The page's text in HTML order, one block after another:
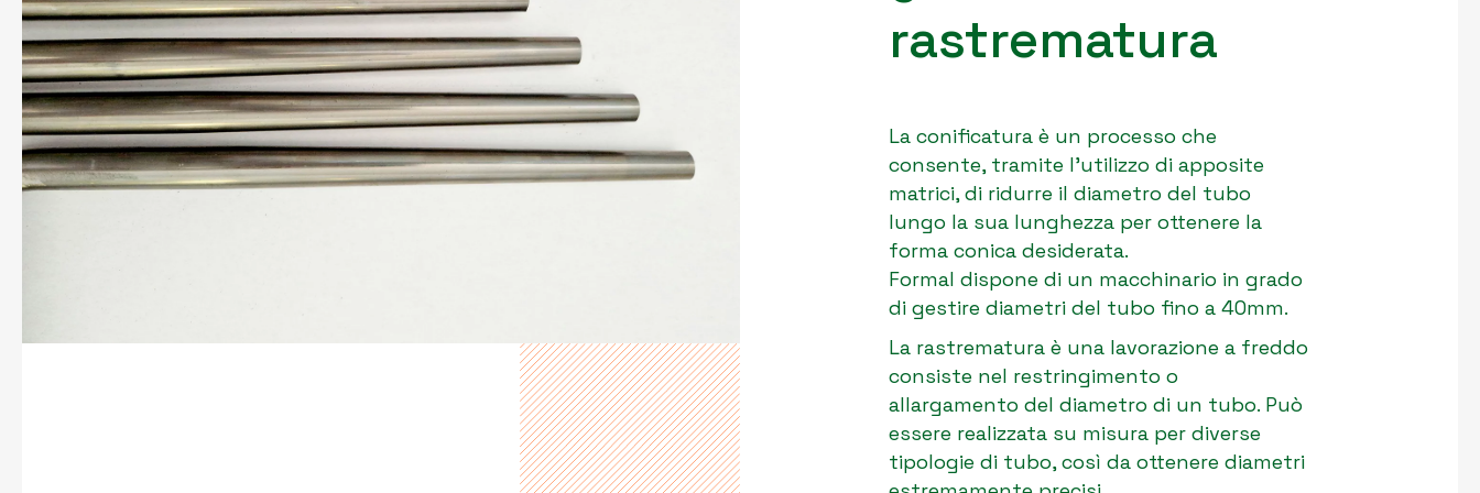
rastrematura
La conificatura è un processo che
consente, tramite l’utilizzo di apposite
matrici, di ridurre il diametro del tubo
lungo la sua lunghezza per ottenere la
forma conica desiderata.
Formal dispone di un macchinario in grado
di gestire diametri del tubo fino a 40mm.
La rastrematura è una lavorazione a freddo
consiste nel restringimento o
allargamento del diametro di un tubo. Può
essere realizzata su misura per diverse
tipologie di tubo, così da ottenere diametri